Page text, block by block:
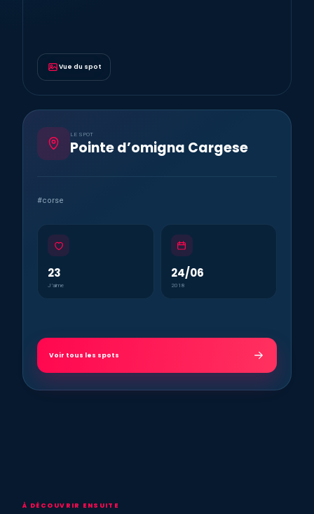
Vue du spot
LE SPOT
Pointe d’omigna Cargese
#corse
23
J’aime
24/06
2018
Voir tous les spots
À DÉCOUVRIR ENSUITE